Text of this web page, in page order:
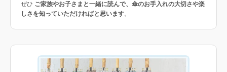
ぜひ ご家族やお子さまと一緒に読んで、傘のお手入れの大切さや楽
しさを知っていただければと思います。